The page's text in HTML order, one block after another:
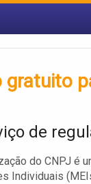
de
do CNPJ é
Individuais